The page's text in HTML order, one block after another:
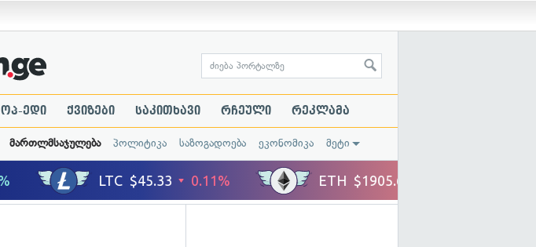
ოპ-ედი ქვიზები საკითხავი რჩეული რეკლამა
მართლმსაჯულება პოლიტიკა საზოგადოება ეკონომიკა მეტი